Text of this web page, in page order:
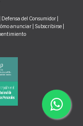
Defensa del Consumidor
anunciar| Subscribirse